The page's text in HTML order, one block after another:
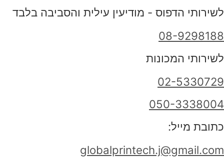
לשירותי הדפוס - מודיעין עילית והסביבה בלבד
08-9298188
לשירותי המכונות
02-5330729
050-3338004
כתובת מייל:
globalprintech.j@gmail.com